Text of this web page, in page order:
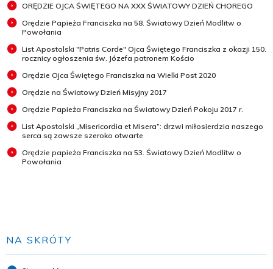
ORĘDZIE OJCA ŚWIĘTEGO NA XXX ŚWIATOWY DZIEŃ CHOREGO
Orędzie Papieża Franciszka na 58. Światowy Dzień Modlitw o
Powołania
List Apostolski "Patris Corde" Ojca Świętego Franciszka z okazji 150.
rocznicy ogłoszenia św. Józefa patronem Kościo
Orędzie Ojca Świętego Franciszka na Wielki Post 2020
Orędzie na Światowy Dzień Misyjny 2017
Orędzie Papieża Franciszka na Światowy Dzień Pokoju 2017 r.
List Apostolski „Misericordia et Misera”: drzwi miłosierdzia naszego
serca są zawsze szeroko otwarte
Orędzie papieża Franciszka na 53. Światowy Dzień Modlitw o
Powołania
NA SKRÓTY